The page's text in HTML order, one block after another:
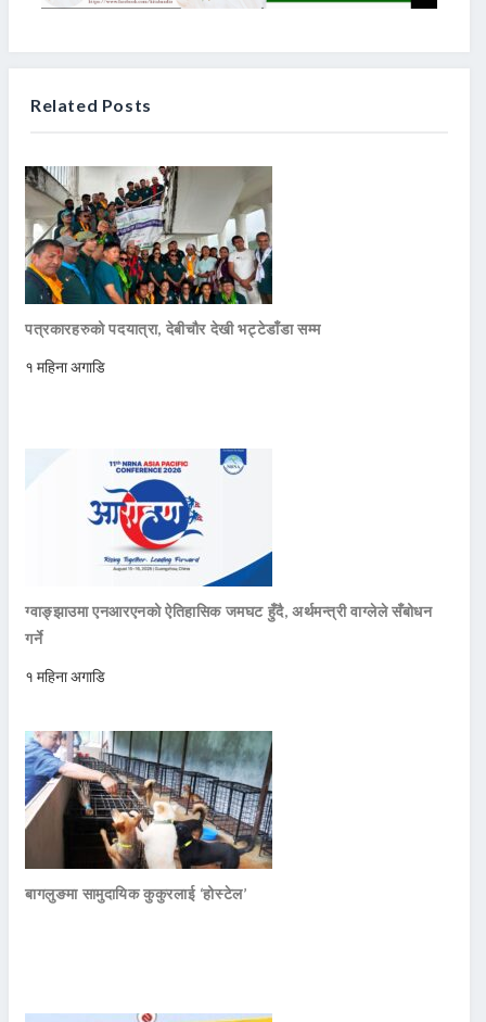
Related Posts
पत्रकारहरुको पदयात्रा, देबीचौर देखी भट्टेडाँडा सम्म
१ महिना अगाडि
ग्वाङ्झाउमा एनआरएनको ऐतिहासिक जमघट हुँदै, अर्थमन्त्री वाग्लेले सँबोधन
गर्ने
१ महिना अगाडि
बागलुङमा सामुदायिक कुकुरलाई ‘होस्टेल’